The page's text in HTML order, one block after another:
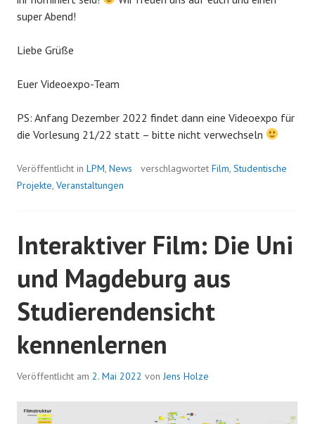
super Abend!
Liebe Grüße
Euer Videoexpo-Team
PS: Anfang Dezember 2022 findet dann eine Videoexpo für
die Vorlesung 21/22 statt – bitte nicht verwechseln
Veröffentlicht in LPM, News verschlagwortet Film, Studentische
Projekte, Veranstaltungen
Interaktiver Film: Die Uni
und Magdeburg aus
Studierendensicht
kennenlernen
Veröffentlicht am 2. Mai 2022 vonJens Holze